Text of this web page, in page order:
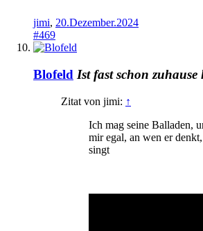
jimi, 20.Dezember.2024
#469
Blofeld Ist fast schon zuhause
Zitat von jimi: ↑
Ich mag seine Balladen,
mir egal, an wen er
singt